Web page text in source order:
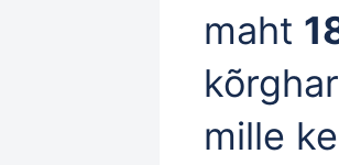
maht
mille